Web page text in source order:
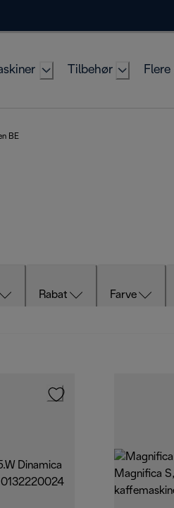
Tilbehør
BE
Rabat Farve